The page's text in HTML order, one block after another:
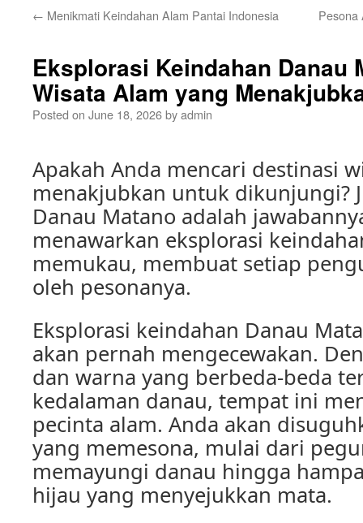
← Menikmati Keindahan Alam Pantai Indonesia Pesona
Eksplorasi Keindahan Danau
Wisata Alam yang
Posted on June 18, 2026byadmin
Apakah Anda mencari destinasi
menakjubkan untuk dikunjungi?
Danau Matano adalah
menawarkan eksplorasi
memukau, membuat setiap
oleh pesonanya.
Eksplorasi keindahan Danau
akan pernah mengecewakan.
dan warna yang berbeda-beda
kedalaman danau, tempat ini
pecinta alam. Anda akan
yang memesona, mulai dari
memayungi danau hingga
hijau yang menyejukkan mata.